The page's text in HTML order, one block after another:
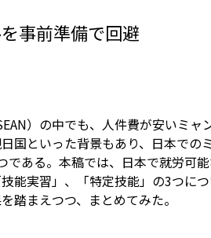
事前準備で回避
）の中でも、人件費が安いミ
国といった背景もあり、日本での
である。本稿では、日本で就労可
能実習」、「特定技能」の3つに
踏まえつつ、まとめてみた。